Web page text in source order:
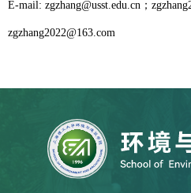
E-mail: zgzhang@usst.edu.cn ；
zgzhang2022@163.com